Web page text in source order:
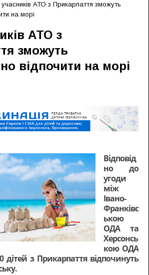
учасників АТО з Прикарпаття зможуть
на морі
АТО з
зможуть
відпочити на морі
Відповід
но до
угоди
між
Івано-
Франківс
ькою
ОДА та
Херсонсь
кою ОДА
дітей з Прикарпаття відпочинуть